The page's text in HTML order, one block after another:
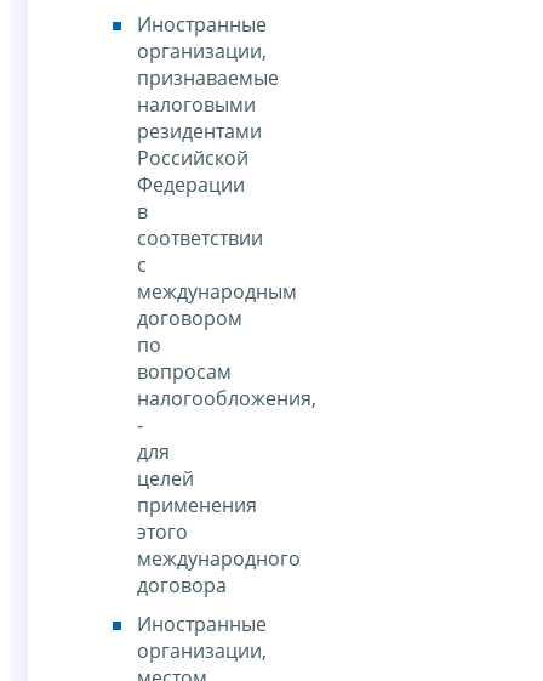
Иностранные
организации,
признаваемые
налоговыми
резидентами
Российской
Федерации
в
соответствии
с
международным
договором
по
вопросам
налогообложения,
-
для
целей
применения
этого
международного
договора
Иностранные
организации,